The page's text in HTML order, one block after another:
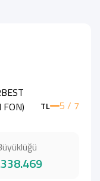
FON)
TL 5 / 7